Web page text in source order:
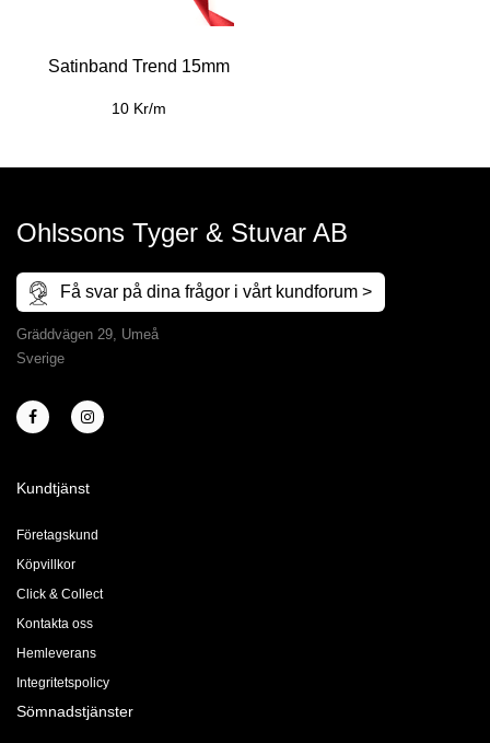
Satinband Trend 15mm
10 Kr/m
Ohlssons Tyger & Stuvar AB
Få svar på dina frågor i vårt kundforum >
Gräddvägen 29, Umeå
Sverige
Kundtjänst
Företagskund
Köpvillkor
Click & Collect
Kontakta oss
Hemleverans
Integritetspolicy
Sömnadstjänster